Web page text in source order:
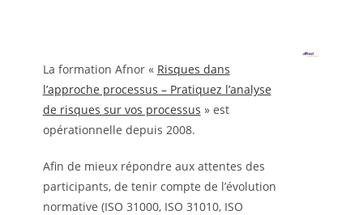
La formation Afnor « Risques dans
l’approche processus – Pratiquez l’analyse
de risques sur vos processus » est
opérationnelle depuis 2008.
Afin de mieux répondre aux attentes des
participants, de tenir compte de l’évolution
normative (ISO 31000, ISO 31010, ISO